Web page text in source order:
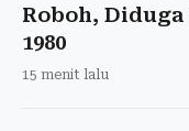
Roboh,
1980
15 menit lalu